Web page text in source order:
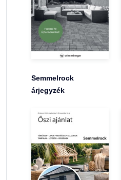
Semmelrock
árjegyzék